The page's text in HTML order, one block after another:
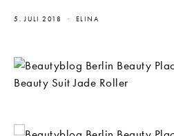
5. JULI 2018 ELINA